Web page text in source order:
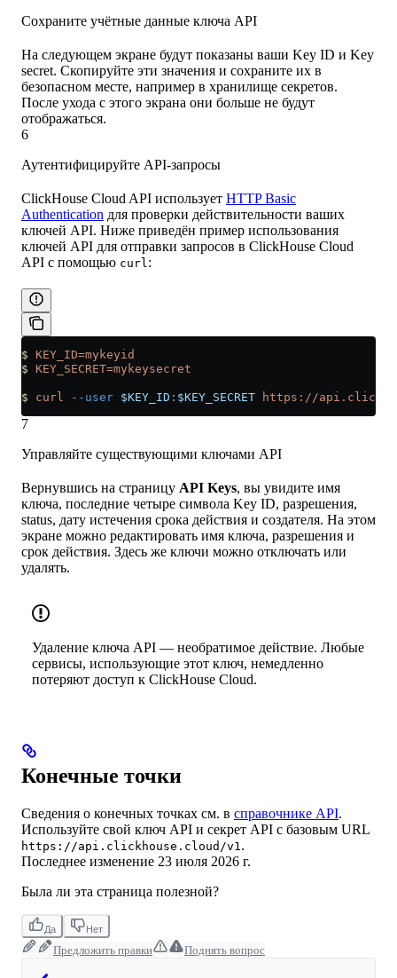
Сохраните учётные данные ключа API
На следующем экране будут показаны ваши Key ID и Key
secret. Скопируйте эти значения и сохраните их в
безопасном месте, например в хранилище секретов.
После ухода с этого экрана они больше не будут
отображаться.
6
Аутентифицируйте API-запросы
ClickHouse Cloud API использует HTTP Basic
Authentication для проверки действительности ваших
ключей API. Ниже приведён пример использования
ключей API для отправки запросов в ClickHouse Cloud
API с помощью curl:
$ KEY_ID=mykeyid
$ KEY_SECRET=mykeysecret
$ curl --user $KEY_ID : $KEY_SECRET https://
7
Управляйте существующими ключами API
Вернувшись на страницу API Keys, вы увидите имя
ключа, последние четыре символа Key ID, разрешения,
status, дату истечения срока действия и создателя. На этом
экране можно редактировать имя ключа, разрешения и
срок действия. Здесь же ключи можно отключать или
удалять.
Удаление ключа API — необратимое действие. Любые
сервисы, использующие этот ключ, немедленно
потеряют доступ к ClickHouse Cloud.
Конечные точки
Сведения о конечных точках см. в справочнике API.
Используйте свой ключ API и секрет API с базовым URL
https://api.clickhouse.cloud/v1.
Последнее изменение 23 июля 2026 г.
Была ли эта страница полезной?
Да Нет
Предложить правки Поднять вопрос